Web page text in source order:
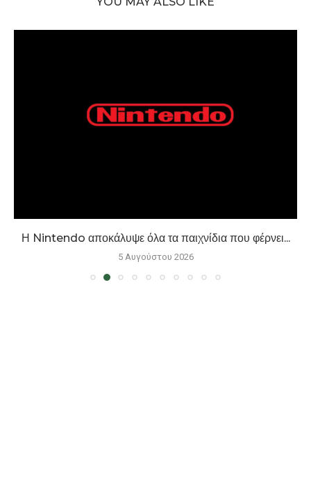
Η Nintendo αποκάλυψε όλα τα παιχνίδια που φέρνει...
5 Αυγούστου 2026